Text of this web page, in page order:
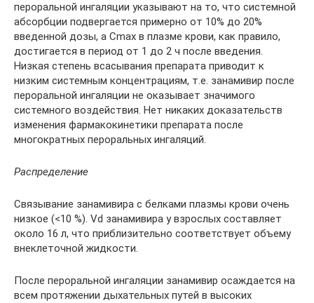
пероральной ингаляции указывают на то, что системной
абсорбции подвергается примерно от 10% до 20%
введенной дозы, а Cmax в плазме крови, как правило,
достигается в период от 1 до 2 ч после введения.
Низкая степень всасывания препарата приводит к
низким системным концентрациям, т.е. занамивир после
пероральной ингаляции не оказывает значимого
системного воздействия. Нет никаких доказательств
изменения фармакокинетики препарата после
многократных пероральных ингаляций.
Распределение
Связывание занамивира с белками плазмы крови очень
низкое (<10 %). Vd занамивира у взрослых составляет
около 16 л, что приблизительно соответствует объему
внеклеточной жидкости.
После пероральной ингаляции занамивир осаждается на
всем протяжении дыхательных путей в высоких